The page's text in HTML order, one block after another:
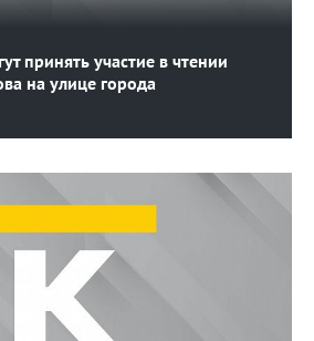
принять участие в чтении
на улице города